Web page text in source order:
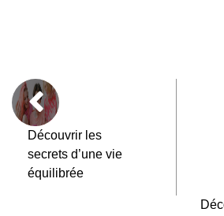
Découvrir les
secrets d’une vie
équilibrée